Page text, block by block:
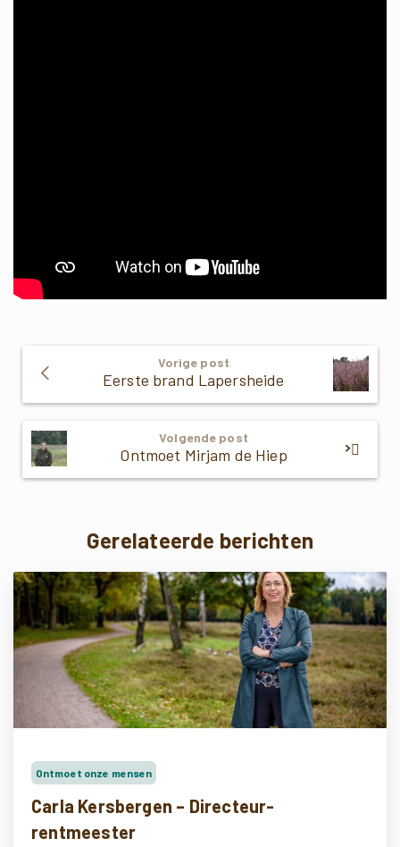
Verder
Lezen
Vorige post
Eerste brand Lapersheide
Volgende post
Ontmoet Mirjam de Hiep
Gerelateerde berichten
Ontmoet onze mensen
Carla Kersbergen – Directeur-
rentmeester